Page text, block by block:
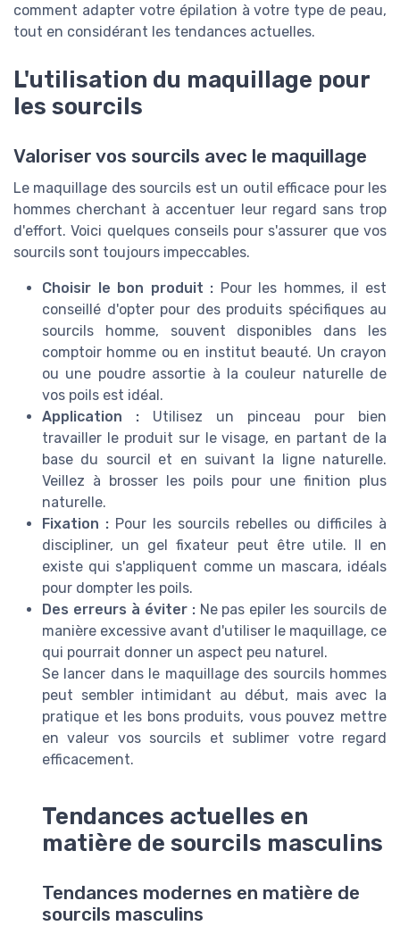
comment adapter votre épilation à votre type de peau,
tout en considérant les tendances actuelles.
L'utilisation du maquillage pour
les sourcils
Valoriser vos sourcils avec le maquillage
Le maquillage des sourcils est un outil efficace pour les
hommes cherchant à accentuer leur regard sans trop
d'effort. Voici quelques conseils pour s'assurer que vos
sourcils sont toujours impeccables.
Choisir le bon produit : Pour les hommes, il est
conseillé d'opter pour des produits spécifiques au
sourcils homme, souvent disponibles dans les
comptoir homme ou en institut beauté. Un crayon
ou une poudre assortie à la couleur naturelle de
vos poils est idéal.
Application : Utilisez un pinceau pour bien
travailler le produit sur levisage, en partant de la
base du sourcil et en suivant la ligne naturelle.
Veillez à brosser les poils pour une finition plus
naturelle.
Fixation : Pour les sourcils rebelles ou difficiles à
discipliner, un gel fixateur peut être utile. Il en
existe qui s'appliquent comme un mascara, idéals
pour dompter les poils.
Des erreurs à éviter :Ne pas epiler les sourcils de
manière excessive avant d'utiliser le maquillage, ce
qui pourrait donner un aspect peu naturel.
Se lancer dans le maquillage des sourcils hommes
peut sembler intimidant au début, mais avec la
pratique et les bons produits, vous pouvez mettre
en valeur vos sourcils et sublimer votre regard
efficacement.
Tendances actuelles en
matière de sourcils masculins
Tendances modernes en matière de
sourcils masculins